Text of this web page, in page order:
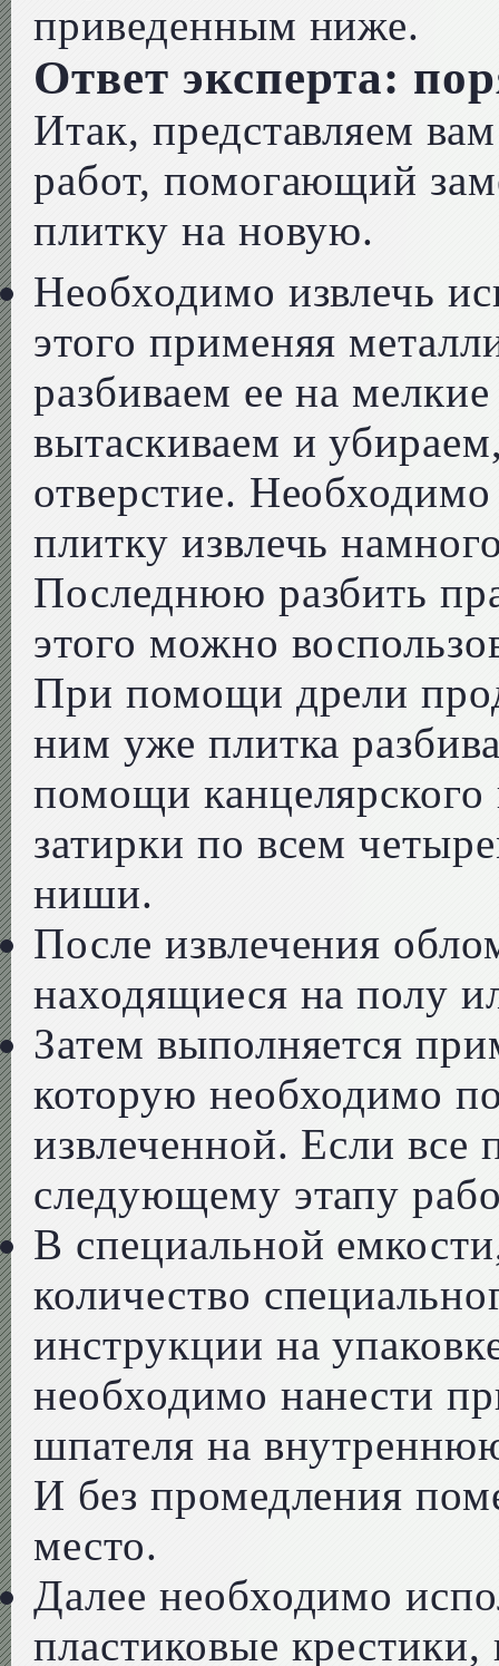
приведенным ниже.
Ответ эксперта:
Итак, представляем
работ, помогающий
плитку на новую.
Необходимо извлечь
этого применяя
разбиваем ее на
вытаскиваем и
отверстие.
плитку извлечь
Последнюю разбить
этого можно
При помощи дрели
ним уже плитка
помощи
затирки по всем
ниши.
После извлечения
находящиеся на полу
Затем выполняется
которую необходимо
извлеченной. Если все
следующему этапу
В специальной
количество
инструкции на
необходимо нанести
шпателя на
И без промедления
место.
Далее необходимо
пластиковые